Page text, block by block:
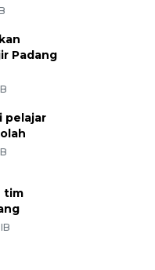
Padang
pelajar
tim